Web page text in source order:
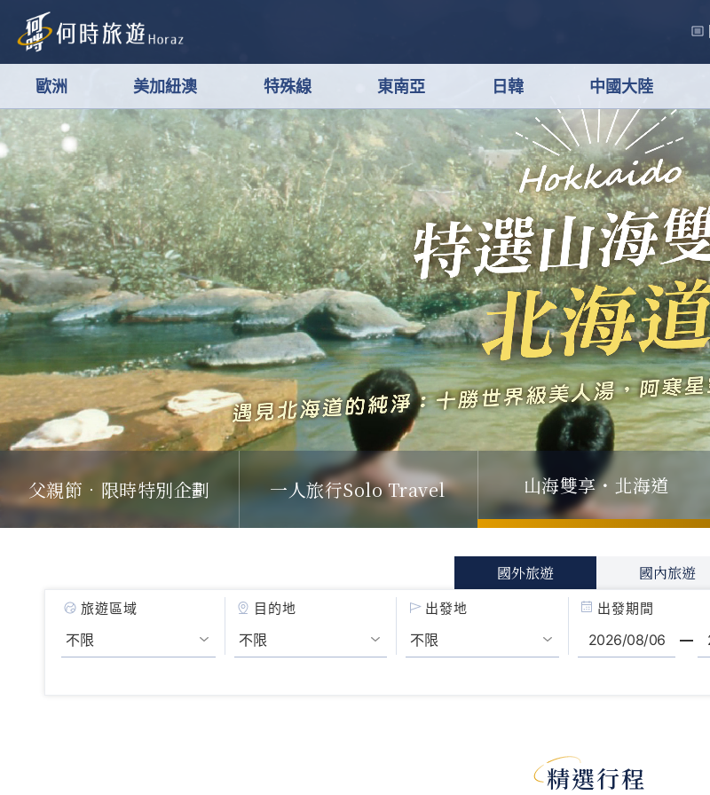
歐洲 美加紐澳 特殊線 東南亞 日韓 中國大陸
父親節．限時特別企劃 一人旅行Solo Travel 山海雙享・北海道
國外旅遊 國內旅遊
旅遊區域 目的地 出發地 出發期間
精選行程